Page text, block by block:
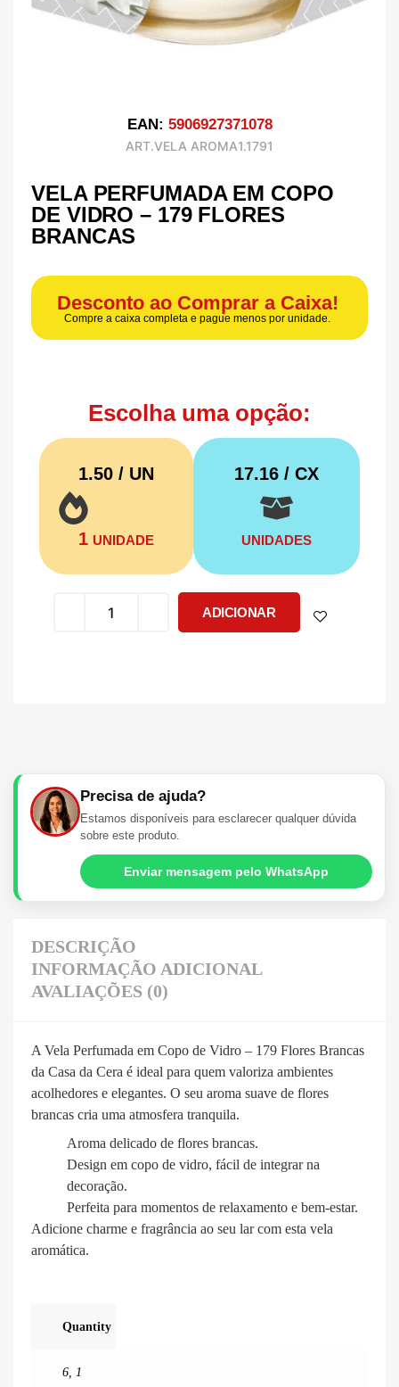
EAN: 5906927371078
ART.VELA AROMA1.1791
VELA PERFUMADA EM COPO
DE VIDRO – 179 FLORES
BRANCAS
Desconto ao Comprar a Caixa!
Compre a caixa completa e pague menos por unidade.
Escolha uma opção:
1.50 / UN
1 UNIDADE
17.16/ CX
UNIDADES
ADICIONAR
Precisa de ajuda?
Estamos disponíveis para esclarecer qualquer dúvida
sobre este produto.
Enviar mensagem pelo WhatsApp
DESCRIÇÃO
INFORMAÇÃO ADICIONAL
AVALIAÇÕES (0)
A Vela Perfumada em Copo de Vidro – 179 Flores Brancas
da Casa da Cera é ideal para quem valoriza ambientes
acolhedores e elegantes. O seu aroma suave de flores
brancas cria uma atmosfera tranquila.
Aroma delicado de flores brancas.
Design em copo de vidro, fácil de integrar na
decoração.
Perfeita para momentos de relaxamento e bem-estar.
Adicione charme e fragrância ao seu lar com esta vela
aromática.
Quantity
6, 1